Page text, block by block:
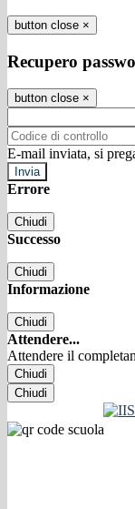
button close ×
Recupero
button close ×
E-mail inviata, si
Errore
Chiudi
Successo
Chiudi
Informazione
Chiudi
Attendere...
Attendere il
Chiudi
Chiudi